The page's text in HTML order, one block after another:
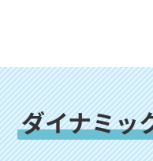
ダイナミッ